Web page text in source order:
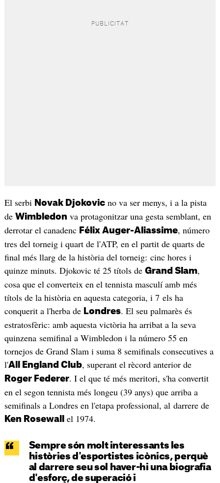
El serbi Novak Djokovicno va ser menys, i a la pista
de Wimbledon va protagonitzar una gesta semblant, en
derrotar el canadenc Félix Auger-Aliassime, número
tres del torneig i quart de l'ATP, en el partit de quarts de
final més llarg de la història del torneig: cinc hores i
quinze minuts. Djokovic té 25 títols de Grand Slam,
cosa que el converteix en el tennista masculí amb més
títols de la història en aquesta categoria, i 7 els ha
conquerit a l'herba de Londres. El seu palmarès és
estratosfèric: amb aquesta victòria ha arribat a la seva
quinzena semifinal a Wimbledoni la número 55 en
tornejos de Grand Slam i suma 8 semifinals consecutivesa
l'All England Club, superant el rècord anterior de
Roger Federer. I el que té més meritori, s'ha convertit
en el segon tennista més longeu (39 anys) que arriba a
semifinals a Londres en l'etapa professional, al darrere de
Ken Rosewall el 1974.
Sempre són molt interessants les
històries d'esportistes icònics, perquè
al darrere seu sol haver-hi una biografia
d'esforç, de superació i